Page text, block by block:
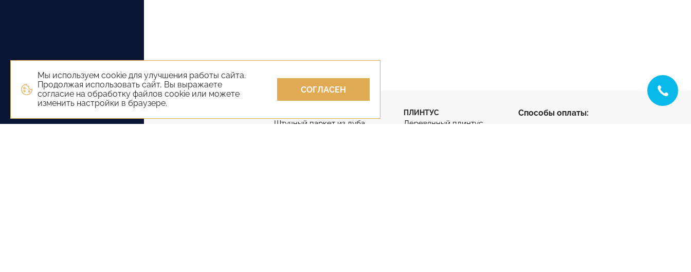
Мы используем cookie для улучшения работы сайта.
Продолжая использовать сайт, Вы выражаете
согласие на обработку файлов cookie или можете
изменить настройки в браузере.
СОГЛАСЕН
Штучный паркет из дуба
ПЛИНТУС
Деревянный плинтус
Способы оплаты: